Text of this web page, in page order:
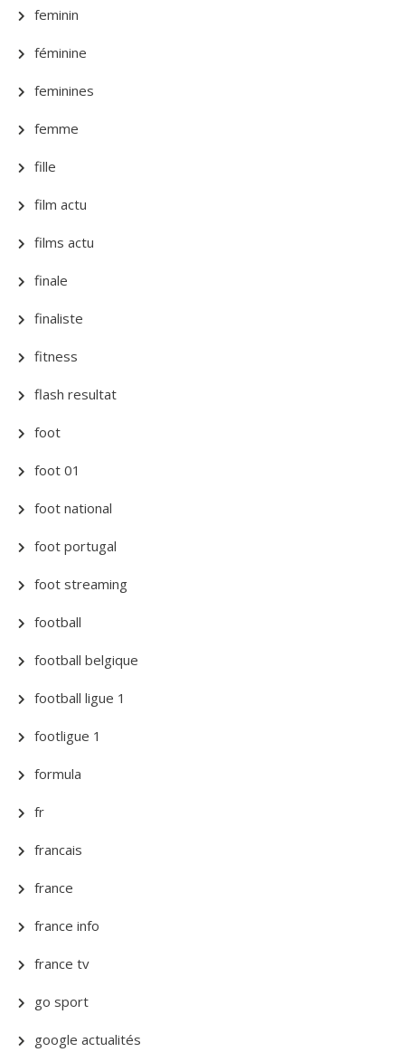
feminin
féminine
feminines
femme
fille
film actu
films actu
finale
finaliste
fitness
flash resultat
foot
foot 01
foot national
foot portugal
foot streaming
football
football belgique
football ligue 1
footligue 1
formula
fr
francais
france
france info
france tv
go sport
google actualités